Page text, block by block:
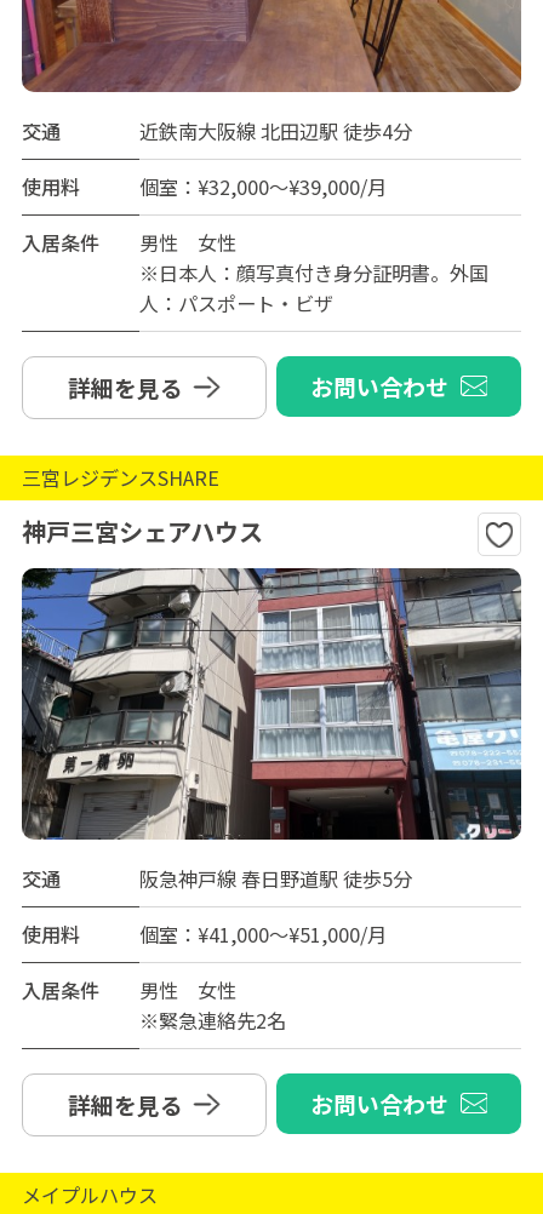
交通
近鉄南大阪線 北田辺駅 徒歩4分
使用料
個室：¥32,000～¥39,000/月
入居条件
男性 女性
※日本人：顔写真付き身分証明書。外国
人：パスポート・ビザ
詳細を見る お問い合わせ
三宮レジデンスSHARE
神戸三宮シェアハウス
交通
阪急神戸線 春日野道駅 徒歩5分
使用料
個室：¥41,000～¥51,000/月
入居条件
男性 女性
※緊急連絡先2名
詳細を見る お問い合わせ
メイプルハウス